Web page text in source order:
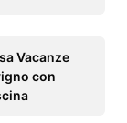
Vacanze
con